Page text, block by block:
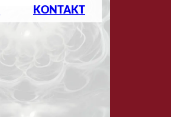
KONTAKT